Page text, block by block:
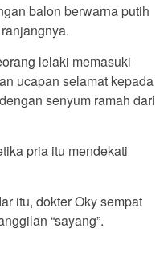
balon berwarna putih
lelaki memasuki
ucapan selamat kepada
senyum ramah dari
pria itu mendekati
itu, dokter Oky sempat
“sayang”.